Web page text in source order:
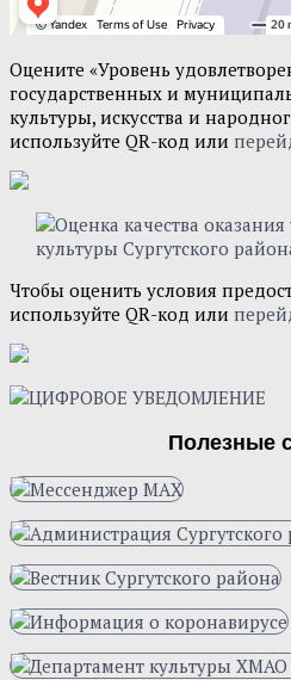
Оцените «Уровень
государственных и
культуры, искусства и
используйте QR-код или
Чтобы оценить условия
используйте QR-код или
Полезные